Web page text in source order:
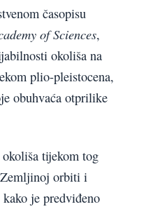
časopisu
of Sciences,
okoliša na
plio-pleistocena,
obuhvaća otprilike
tijekom tog
Zemljinoj orbiti i
je predviđeno